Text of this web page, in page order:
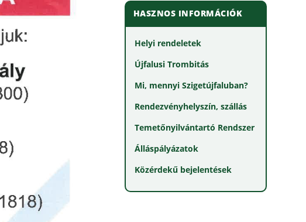
HASZNOS INFORMÁCIÓK
Helyi rendeletek
Újfalusi Trombitás
Mi, mennyi Szigetújfaluban?
Rendezvényhelyszín, szállás
Temetőnyilvántartó Rendszer
Álláspályázatok
Közérdekű bejelentések